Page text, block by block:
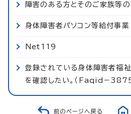
障害のある方とそのご家族等
身体障害者パソコン等給付事業
Net119
登録されている身体障害者福
を確認したい。（Faqid−3875
前のページへ戻る